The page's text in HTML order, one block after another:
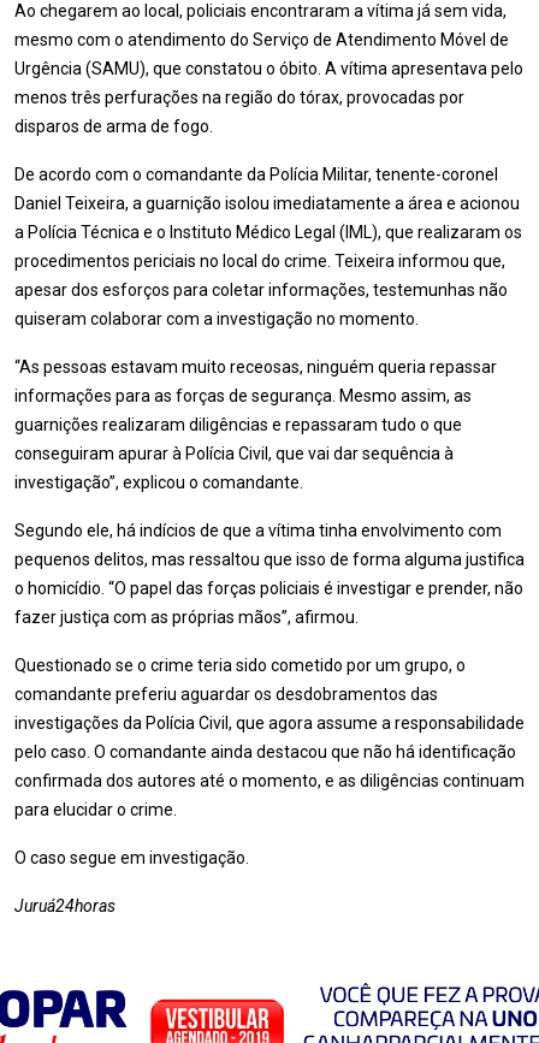
Ao chegarem ao local, policiais encontraram a vítima já sem vida,
mesmo com o atendimento do Serviço de Atendimento Móvel de
Urgência (SAMU), que constatou o óbito. A vítima apresentava pelo
menos três perfurações na região do tórax, provocadas por
disparos de arma de fogo.
De acordo com o comandante da Polícia Militar, tenente-coronel
Daniel Teixeira, a guarnição isolou imediatamente a área e acionou
a Polícia Técnica e o Instituto Médico Legal (IML), que realizaram os
procedimentos periciais no local do crime. Teixeira informou que,
apesar dos esforços para coletar informações, testemunhas não
quiseram colaborar com a investigação no momento.
“As pessoas estavam muito receosas, ninguém queria repassar
informações para as forças de segurança. Mesmo assim, as
guarnições realizaram diligências e repassaram tudo o que
conseguiram apurar à Polícia Civil, que vai dar sequência à
investigação”, explicou o comandante.
Segundo ele, há indícios de que a vítima tinha envolvimento com
pequenos delitos, mas ressaltou que isso de forma alguma justifica
o homicídio. “O papel das forças policiais é investigar e prender, não
fazer justiça com as próprias mãos”, afirmou.
Questionado se o crime teria sido cometido por um grupo, o
comandante preferiu aguardar os desdobramentos das
investigações da Polícia Civil, que agora assume a responsabilidade
pelo caso. O comandante ainda destacou que não há identificação
confirmada dos autores até o momento, e as diligências continuam
para elucidar o crime.
O caso segue em investigação.
Juruá24horas